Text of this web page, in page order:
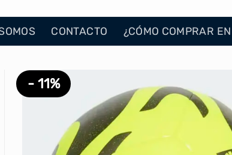
CONTACTO ¿CÓMO COMPRAR
- 11%